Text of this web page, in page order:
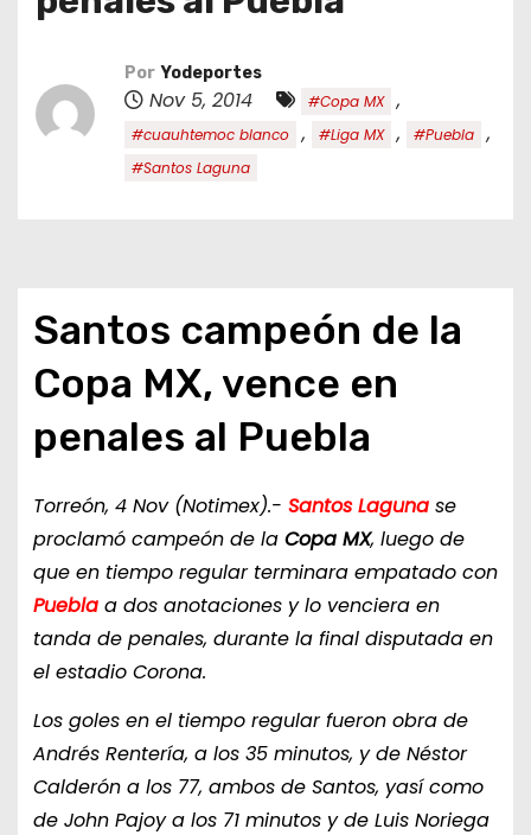
Por Yodeportes
Nov 5, 2014 #Copa MX ,
#cuauhtemoc blanco , #Liga MX , #Puebla ,
#Santos Laguna
Santos campeón de la
Copa MX, vence en
penales al Puebla
Torreón, 4 Nov (Notimex).- Santos Laguna se
proclamó campeón de la Copa MX, luego de
que en tiempo regular terminara empatado con
Pueblaa dos anotaciones y lo venciera en
tanda de penales, durante la final disputada en
el estadio Corona.
Los goles en el tiempo regular fueron obra de
Andrés Rentería, a los 35 minutos, y de Néstor
Calderón a los 77, ambos de Santos, yasí como
de John Pajoy a los 71 minutos y de Luis Noriega